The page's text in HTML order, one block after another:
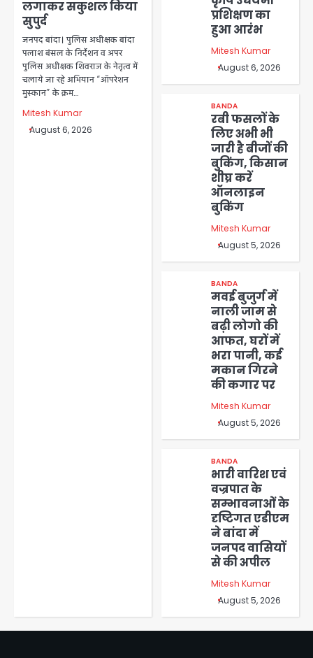
लगाकर सकुशल किया
सुपुर्द
जनपद बांदा। पुलिस अधीक्षक बांदा
पलाश बंसल के निर्देशन व अपर
पुलिस अधीक्षक शिवराज के नेतृत्व में
चलाये जा रहे अभियान “ऑपरेशन
मुस्कान” के क्रम…
Mitesh Kumar
August 6, 2026
प्रशिक्षण का
हुआ आरंभ
Mitesh Kumar
August 6, 2026
BANDA
रबी फसलों के
लिए अभी भी
जारी है बीजों की
बुकिंग, किसान
शीघ्र करें
ऑनलाइन
बुकिंग
Mitesh Kumar
August 5, 2026
BANDA
मवई बुजुर्ग में
नाली जाम से
बढ़ी लोगो की
आफत, घरों में
भरा पानी, कई
मकान गिरने
की कगार पर
Mitesh Kumar
August 5, 2026
BANDA
भारी वारिश एवं
वज्रपात के
सम्भावनाओं के
दृष्टिगत एडीएम
ने बांदा में
जनपद वासियों
से की अपील
Mitesh Kumar
August 5, 2026